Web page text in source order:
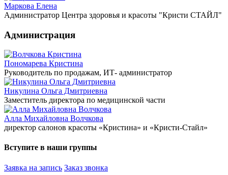
Маркова Елена
Администратор Центра здоровья и красоты "Кристи СТАЙЛ"
Администрация
Пономарева Кристина
Руководитель по продажам, ИТ- администратор
Никулина Ольга Дмитриевна
Заместитель директора по медицинской части
Алла Михайловна Волчкова
директор салонов красоты «Кристина» и «Кристи-Стайл»
Вступите в наши группы
Заявка на запись Заказ звонка